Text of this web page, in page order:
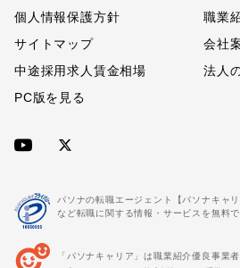
個人情報保護方針
職業
サイトマップ
会社
中途採用求人賃金相場
法人
PC版を見る
パソナの転職エージェント【パソナキャ
など転職に関する情報・サービスを無料で
「パソナキャリア」は職業紹介優良事業